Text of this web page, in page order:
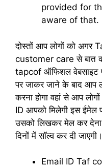
provided for
aware of that.
दोस्तों आप लोगों को
customer care से बात
tapcof ऑफिशल वेबसाइट
पर जाकर जाने के बाद आप
करना होगा वहां से आप
ID आपको मिलेगी इस ईमेल
उसको लिखकर मेल कर
दिनों में सॉल्व कर दी जाएगी।
Email ID Taf